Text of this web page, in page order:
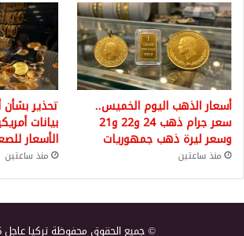
أسعار الذهب اليوم الخميس..
سعر جرام ذهب 24 و22 و21
وسعر ليرة ذهب جمهوريات
منذ ساعتين
تحذير
بيانات
الأسعار
منذ ساعتين
© جميع الحقوق محفوظة تركيا عاجل 2026